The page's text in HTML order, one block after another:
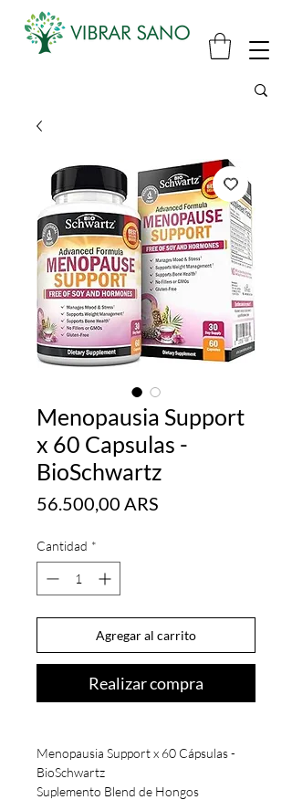
Menopausia Support
x 60 Capsulas -
BioSchwartz
56.500,00 ARS
Cantidad *
Agregar al carrito
Realizar compra
Menopausia Support x 60 Cápsulas -
BioSchwartz
Suplemento Blend de Hongos